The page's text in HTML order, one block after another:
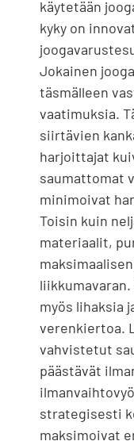
käytetään
kyky on
Jokainen
täsmälleen
vaatimuksia.
siirtävien
harjoittajat
saumattomat
minimoivat
Toisin kuin
materiaalit,
myös lihaksia
verenkiertoa.
vahvistetut
päästävät
strategisesti
maksimoivat